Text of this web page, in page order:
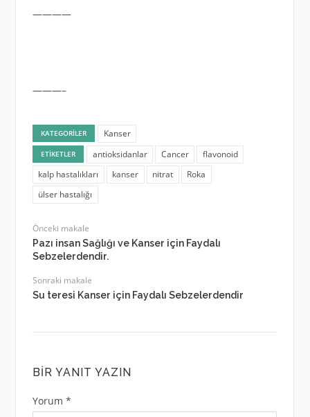
————
———–
KATEGORILER Kanser
ETIKETLER antioksidanlar Cancer
flavonoid
kalp hastalıkları
kanser nitrat
Roka
ülser hastalığı
Önceki makale
Pazı insan Sağlığı ve Kanser için Faydalı
Sebzelerdendir.
Sonraki makale
Su teresi Kanser için Faydalı Sebzelerdendir
BIR YANIT YAZIN
Yorum *